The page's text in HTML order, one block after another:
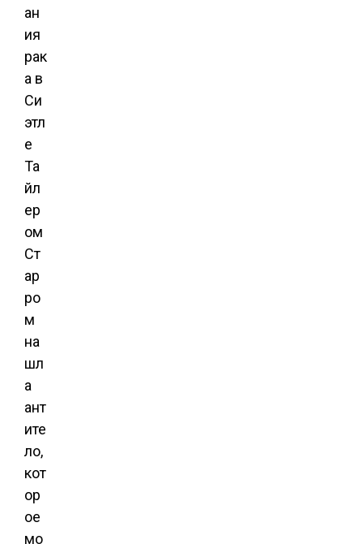
ан
ия
рак
а в
Си
этл
е
Та
йл
ер
ом
Ст
ар
ро
м
на
шл
а
ант
ите
ло,
кот
ор
ое
мо